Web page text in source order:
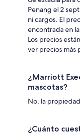
Penang el 2
ni cargos. El
encontrada en
Los precios
ver precios más
¿Marriott
mascotas?
No, la
¿Cuánto